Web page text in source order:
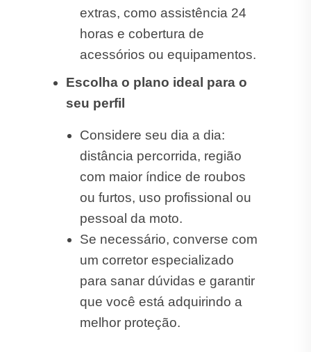
extras, como assistência 24
horas e cobertura de
acessórios ou equipamentos.
Escolha o plano ideal para o
seu perfil
Considere seu dia a dia:
distância percorrida, região
com maior índice de roubos
ou furtos, uso profissional ou
pessoal da moto.
Se necessário, converse com
um corretor especializado
para sanar dúvidas e garantir
que você está adquirindo a
melhor proteção.